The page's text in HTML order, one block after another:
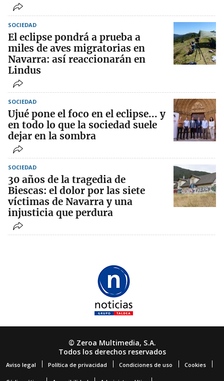
SOCIEDAD
El eclipse pondrá a prueba a
miles de aves migratorias en
Navarra: así reaccionarán en
Lindus
SOCIEDAD
Ujué pone el foco en el eclipse... y
en todo lo que la sociedad suele
dejar en la sombra
SOCIEDAD
30 años de la tragedia de
Biescas: el dolor por las siete
víctimas de Navarra y una
injusticia que perdura
© Zeroa Multimedia, S.A.
Todos los derechos reservados
Aviso legal Política de privacidad Condiciones de uso Cookies